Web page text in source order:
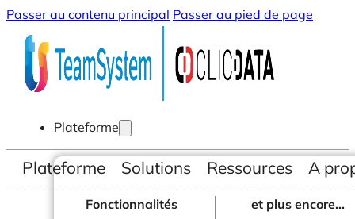
Passer au contenu principal Passer au pied de page
Plateforme
Fonctionnalités
et plus encore...
Plateforme Solutions Ressources A